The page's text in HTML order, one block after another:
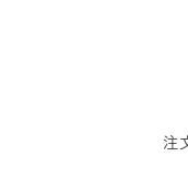
注